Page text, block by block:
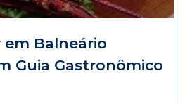
Balneário
Guia Gastronômico